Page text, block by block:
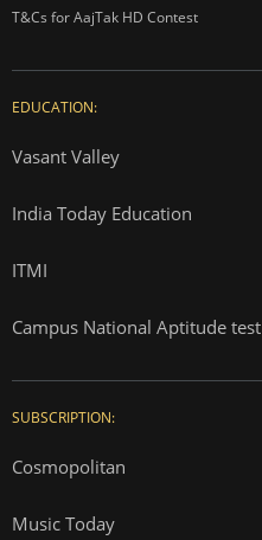
T&Cs for AajTak HD Contest
EDUCATION:
Vasant Valley
India Today Education
ITMI
Campus National Aptitude test
SUBSCRIPTION:
Cosmopolitan
Music Today